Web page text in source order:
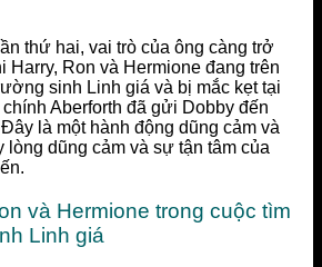
thứ hai, vai trò của ông càng trở
Harry, Ron và Hermione đang trên
sinh Linh giá và bị mắc kẹt tại
Aberforth đã gửi Dobby đến
là một hành động dũng cảm và
lòng dũng cảm và sự tận tâm của
và Hermione trong cuộc tìm
Linh giá